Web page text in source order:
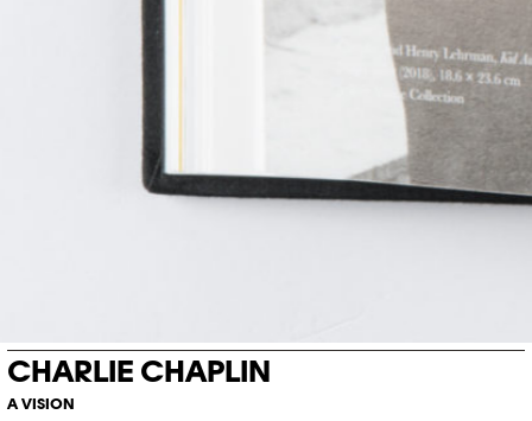
CHARLIE CHAPLIN
A VISION